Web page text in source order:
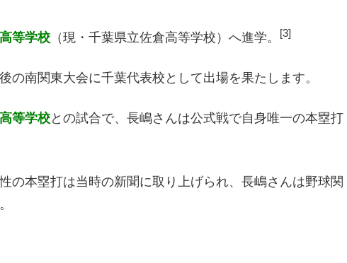
等学校 （現・千葉県立佐倉高等学校）へ進学。 [3]
の南関東大会に千葉代表校として出場を果たします。
等学校との試合で、長嶋さんは公式戦で自身唯一の本塁打
の本塁打は当時の新聞に取り上げられ、長嶋さんは野球関